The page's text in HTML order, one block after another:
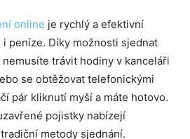
online je rychlý a efektivní
peníze. Díky možnosti sjednat
trávit hodiny v kanceláři
se obtěžovat telefonickými
pár kliknutí myší a máte hotovo.
pojistky nabízejí
metody sjednání.